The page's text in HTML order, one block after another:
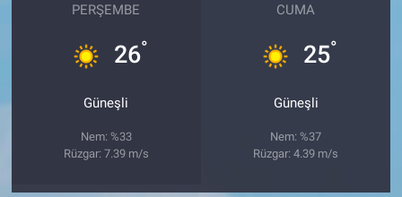
PERŞEMBE
26°
Güneşli
Nem: %33
Rüzgar: 7.39 m/s
CUMA
25°
Güneşli
Nem: %37
Rüzgar: 4.39 m/s